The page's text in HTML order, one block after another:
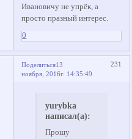
Ивановичу не упрёк, а
просто празный интерес.
0
Поделиться 231
13
ноября, 2016г. 14:35:49
yurybka
написал(а):
Прошу